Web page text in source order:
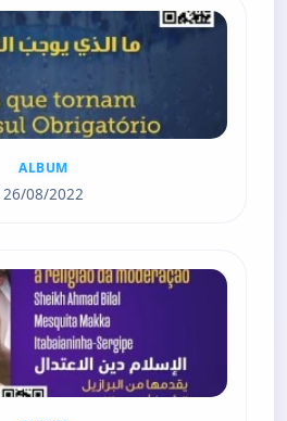
ALBUM
26/08/2022